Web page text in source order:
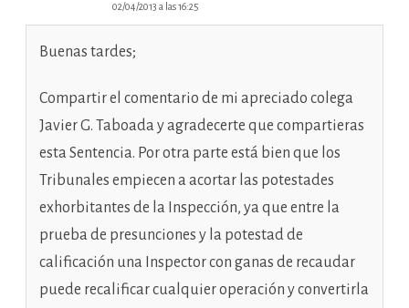
02/04/2013 a las 16:25
Buenas tardes;
Compartir el comentario de mi apreciado colega
Javier G. Taboada y agradecerte que compartieras
esta Sentencia. Por otra parte está bien que los
Tribunales empiecen a acortar las potestades
exhorbitantes de la Inspección, ya que entre la
prueba de presunciones y la potestad de
calificación una Inspector con ganas de recaudar
puede recalificar cualquier operación y convertirla